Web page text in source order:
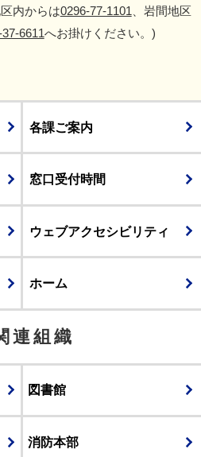
内からは0296-77-1101 、岩間地区
6611へお掛けください。)
各課ご案内
窓口受付時間
ウェブアクセシビリティ
ホーム
連組織
図書館
消防本部